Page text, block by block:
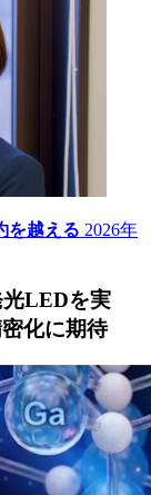
を越える 2026年
LEDを実
化に期待